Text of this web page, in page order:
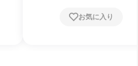
お気に入り